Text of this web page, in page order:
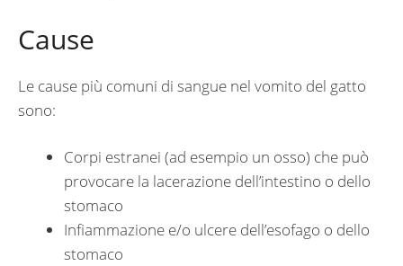
Cause
Le cause più comuni di sangue nel vomito del gatto
sono:
Corpi estranei (ad esempio un osso) che può
provocare la lacerazione dell’intestino o dello
stomaco
Infiammazione e/o ulcere dell’esofago o dello
stomaco